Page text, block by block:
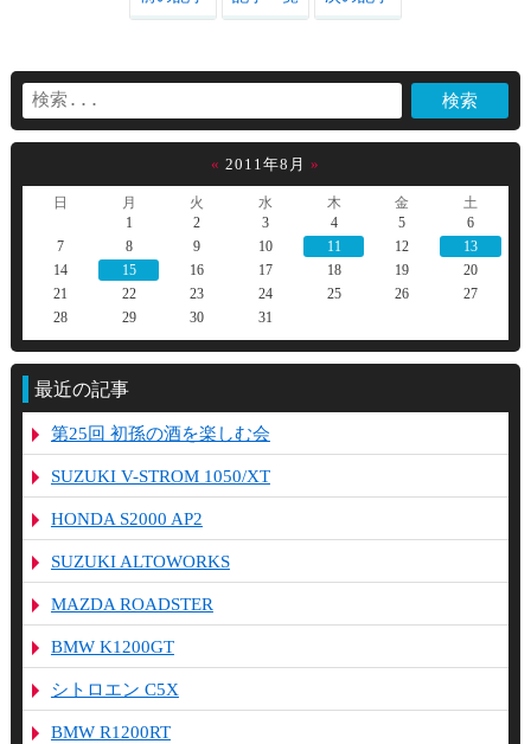
« 2011年8月 »
日 月 火 水 木 金
土
1
2 3 4 5
6
7
8 9 10 11 12
13
14
15 16 17 18 19
20
21
22 23 24 25 26
27
28
29 30 31
最近の記事
第25回 初孫の酒を楽しむ会
SUZUKI V-STROM 1050/XT
HONDA S2000 AP2
SUZUKI ALTOWORKS
MAZDA ROADSTER
BMW K1200GT
シトロエン C5X
BMW R1200RT